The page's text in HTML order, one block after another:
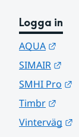
Logga in
AQUA
SIMAIR
SMHI Pro
Timbr
Vinterväg